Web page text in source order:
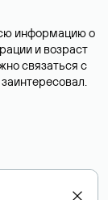
информацию о
и возраст
связаться с